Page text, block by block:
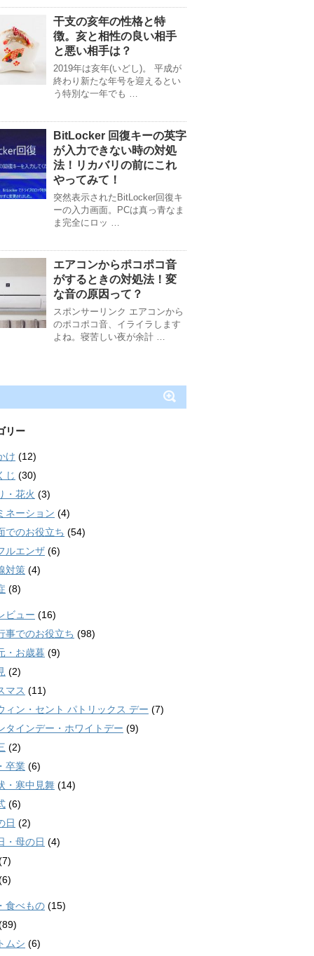
干支の亥年の性格と特
徴。亥と相性の良い相手
と悪い相手は？
2019年は亥年(いどし)。 平成が
終わり新たな年号を迎えるとい
う特別な一年でも …
BitLocker 回復キーの英字
が入力できない時の対処
法！リカバリの前にこれ
やってみて！
突然表示されたBitLocker回復キ
ーの入力画面。PCは真っ青なま
ま完全にロッ …
エアコンからポコポコ音
がするときの対処法！変
な音の原因って？
スポンサーリンク エアコンから
のポコポコ音、イライラします
よね。寝苦しい夜が余計 …
リー
け (12)
じ (30)
・花火 (3)
ネーション (4)
でのお役立ち (54)
ルエンザ (6)
対策 (4)
(8)
ビュー (16)
事でのお役立ち (98)
・お歳暮 (9)
(2)
マス (11)
ィン・セント パトリックス デー (7)
タインデー・ホワイトデー (9)
(2)
卒業 (6)
・寒中見舞 (14)
(6)
日 (2)
・母の日 (4)
食べもの (15)
ムシ (6)